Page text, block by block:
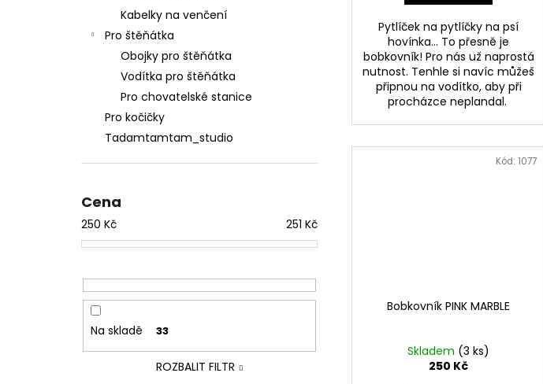
Kabelky na venčení
Pro štěňátka
Obojky pro štěňátka
Vodítka pro štěňátka
Pro chovatelské stanice
Pro kočičky
Tadamtamtam_studio
Cena
250 Kč 251 Kč
Na skladě 33
ROZBALIT FILTR
Pytlíček na pytlíčky na psí
hovínka... To přesně je
bobkovník! Pro nás už naprostá
nutnost. Tenhle si navíc můžeš
připnou na vodítko, aby při
procházce neplandal.
Bobkovník PINK MARBLE
Skladem (3 ks)
250 Kč
Kód:1077